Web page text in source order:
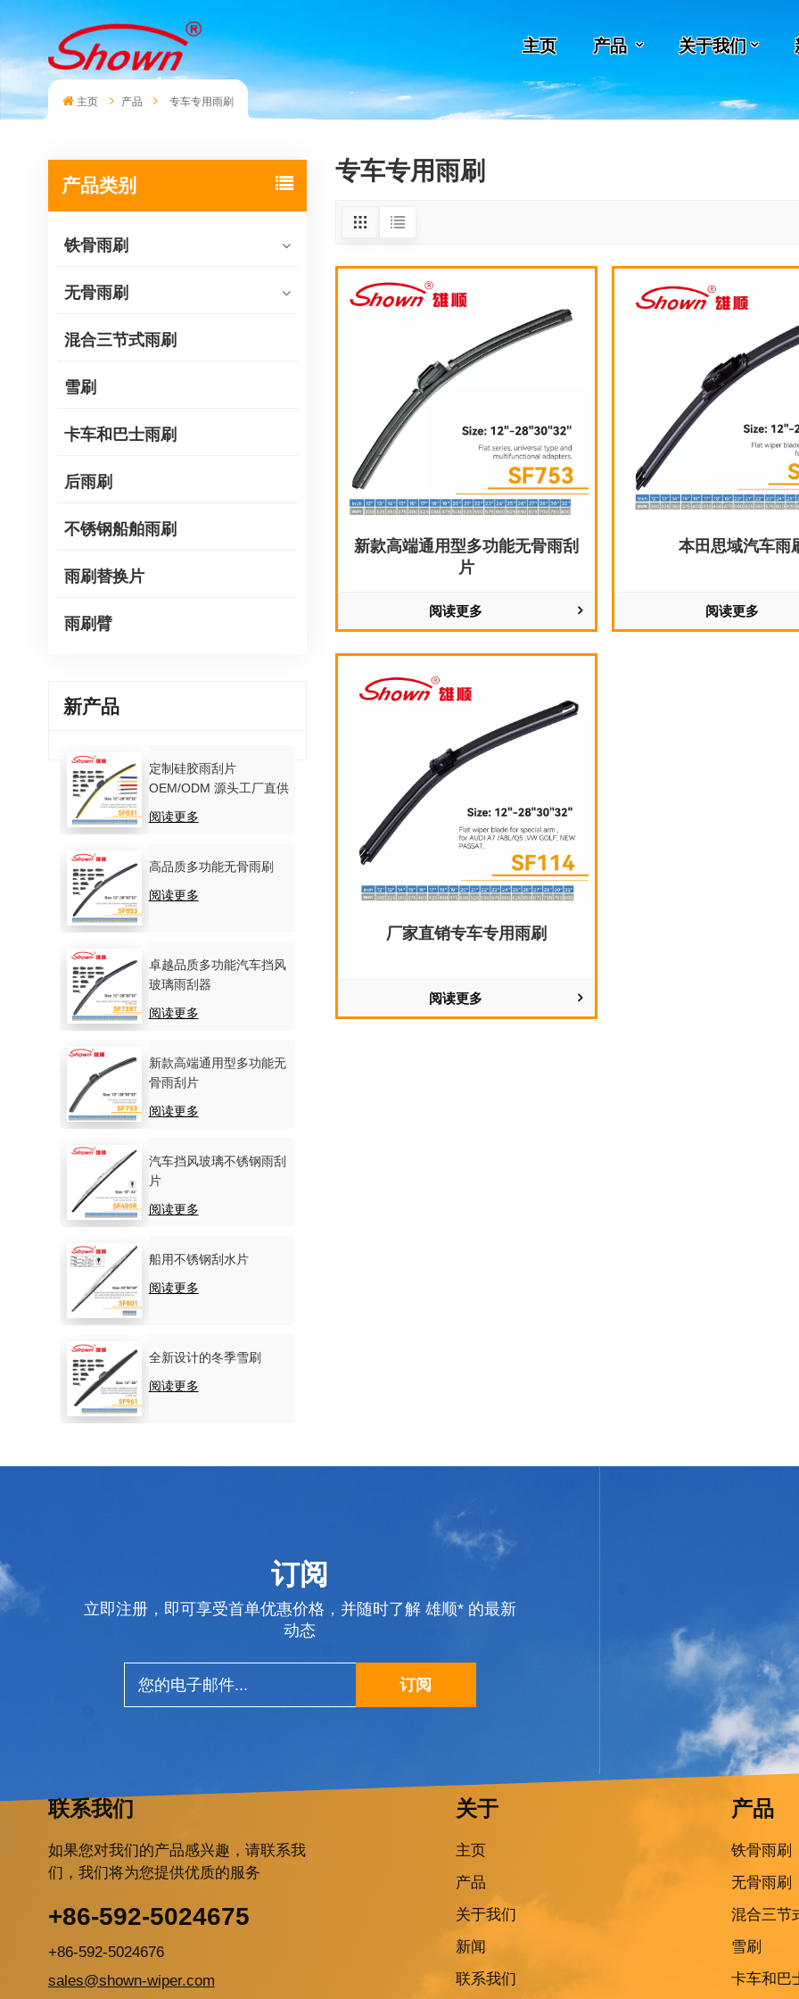
主页 产品 关于我们
主页 产品 专车专用雨刷
产品类别
铁骨雨刷
无骨雨刷
混合三节式雨刷
雪刷
卡车和巴士雨刷
后雨刷
不锈钢船舶雨刷
雨刷替换片
雨刷臂
新产品
定制硅胶雨刮片
OEM/ODM 源头工厂直供
阅读更多
高品质多功能无骨雨刷
阅读更多
卓越品质多功能汽车挡风
玻璃雨刮器
阅读更多
新款高端通用型多功能无
骨雨刮片
阅读更多
汽车挡风玻璃不锈钢雨刮
片
阅读更多
船用不锈钢刮水片
阅读更多
全新设计的冬季雪刷
阅读更多
专车专用雨刷
新款高端通用型多功能无骨雨刮
片
阅读更多
本田思域汽车雨
阅读更多
厂家直销专车专用雨刷
阅读更多
订阅
立即注册，即可享受首单优惠价格，并随时了解 雄顺* 的最新
动态
订阅
联系我们
如果您对我们的产品感兴趣，请联系我
们，我们将为您提供优质的服务
+86-592-5024675
+86-592-5024676
sales@shown-wiper.com
关于
主页
产品
关于我们
新闻
联系我们
产品
铁骨雨刷
无骨雨刷
混合三节
雪刷
卡车和巴